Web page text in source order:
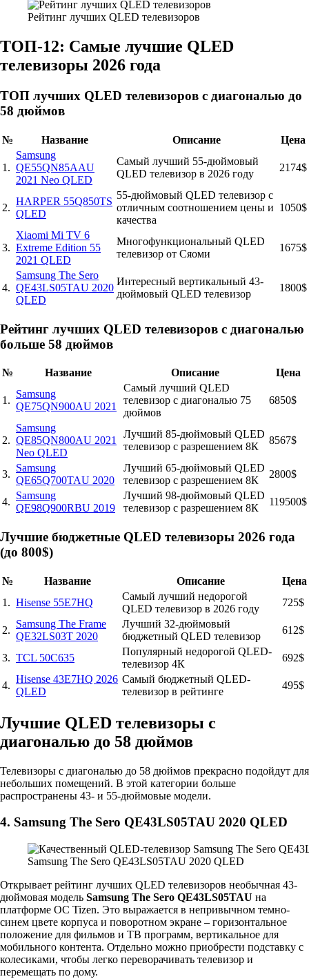
Рейтинг лучших QLED телевизоров
ТОП-12: Самые лучшие QLED
телевизоры 2026 года
ТОП лучших QLED телевизоров с диагональю до
58 дюймов
№ Название Описание Цена
1.
Samsung
QE55QN85AAU
2021 Neo QLED
Самый лучший 55-дюймовый
QLED телевизор в 2026 году
2174$
2.
HARPER 55Q850TS
QLED
55-дюймовый QLED телевизор с
отличным соотношением цены и
качества
1050$
3.
Xiaomi Mi TV 6
Extreme Edition 55
2021 QLED
Многофункциональный QLED
телевизор от Сяоми
1675$
4.
Samsung The Sero
QE43LS05TAU 2020
QLED
Интересный вертикальный 43-
дюймовый QLED телевизор
1800$
Рейтинг лучших QLED телевизоров с диагональю
больше 58 дюймов
№ Название Описание Цена
1.
Samsung
QE75QN900AU 2021
Самый лучший QLED
телевизор с диагональю 75
дюймов
6850$
2.
Samsung
QE85QN800AU 2021
Neo QLED
Лучший 85-дюймовый QLED
телевизор с разрешением 8К
8567$
3.
Samsung
QE65Q700TAU 2020
Лучший 65-дюймовый QLED
телевизор с разрешением 8К
2800$
4.
Samsung
QE98Q900RBU 2019
Лучший 98-дюймовый QLED
телевизор с разрешением 8К
119500$
Лучшие бюджетные QLED телевизоры 2026 года
(до 800$)
№ Название Описание
Цена
1. Hisense 55E7HQ
Самый лучший недорогой
QLED телевизор в 2026 году
725$
2.
Samsung The Frame
QE32LS03T 2020
Лучший 32-дюймовый
бюджетный QLED телевизор
612$
3. TCL 50C635
Популярный недорогой QLED-
телевизор 4К
692$
4.
Hisense 43E7HQ 2026
QLED
Самый бюджетный QLED-
телевизор в рейтинге
495$
Лучшие QLED телевизоры с
диагональю до 58 дюймов
Телевизоры с диагональю до 58 дюймов прекрасно подойдут для
небольших помещений. В этой категории больше
распространены 43- и 55-дюймовые модели.
4. Samsung The Sero QE43LS05TAU 2020 QLED
Samsung The Sero QE43LS05TAU 2020 QLED
Открывает рейтинг лучших QLED телевизоров необычная 43-
дюймовая модель Samsung The Sero QE43LS05TAU на
платформе ОС Tizen. Это выражается в непривычном темно-
синем цвете корпуса и поворотном экране – горизонтальное
положение для фильмов и ТВ программ, вертикальное для
мобильного контента. Отдельно можно приобрести подставку с
колесиками, чтобы легко переворачивать телевизор и
перемещать по дому.